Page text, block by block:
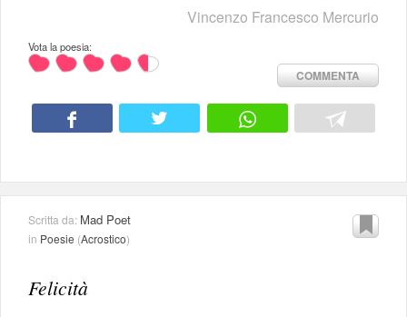
Vincenzo Francesco Mercurio
Vota la poesia:
COMMENTA
Scritta da: Mad Poet
in Poesie (Acrostico)
Felicità